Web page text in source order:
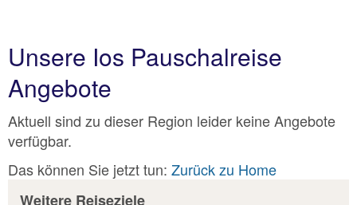
Unsere Ios Pauschalreise
Angebote
Aktuell sind zu dieser Region leider keine Angebote
verfügbar.
Das können Sie jetzt tun: Zurück zu Home
Weitere Reiseziele